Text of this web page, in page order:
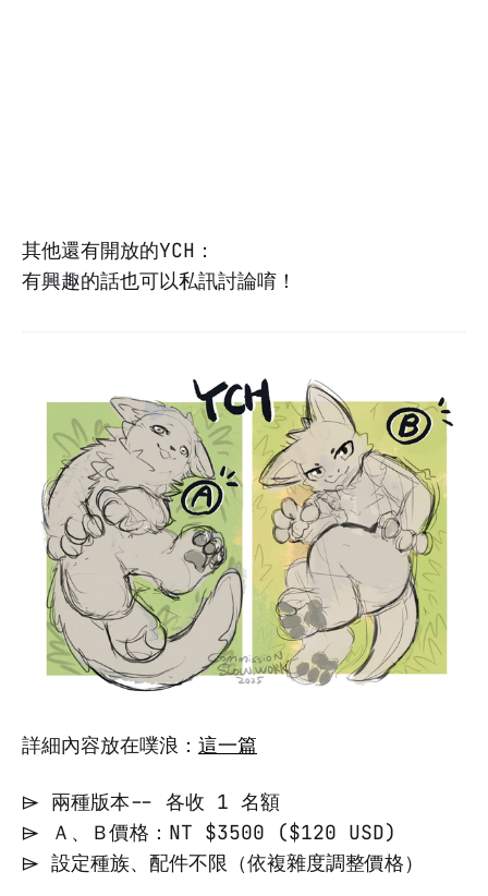
其他還有開放的YCH：
有興趣的話也可以私訊討論唷！
詳細內容放在噗浪： 這一篇
⌲ 兩種版本-- 各收 1 名額
⌲ Ａ、Ｂ價格：NT $3500 ($120 USD)
⌲ 設定種族、配件不限（依複雜度調整價格）